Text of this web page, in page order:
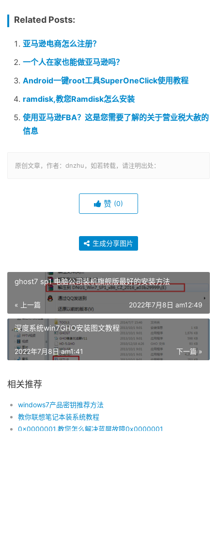
Related Posts:
亚马逊电商怎么注册？
一个人在家也能做亚马逊吗？
Android一键root工具SuperOneClick使用教程
ramdisk,教您Ramdisk怎么安装
使用亚马逊FBA？这是您需要了解的关于营业税大赦的
信息
原创文章，作者：dnzhu，如若转载，请注明出处：
赞 (0)
生成分享图片
ghost7 sp1 电脑公司装机旗舰版最好的安装方法
« 上一篇 2022年7月8日 am12:49
深度系统win7GHO安装图文教程
下一篇 »
2022年7月8日 am1:41
相关推荐
windows7产品密钥推荐方法
教你联想笔记本装系统教程
0x0000001,教您怎么解决蓝屏故障0x0000001